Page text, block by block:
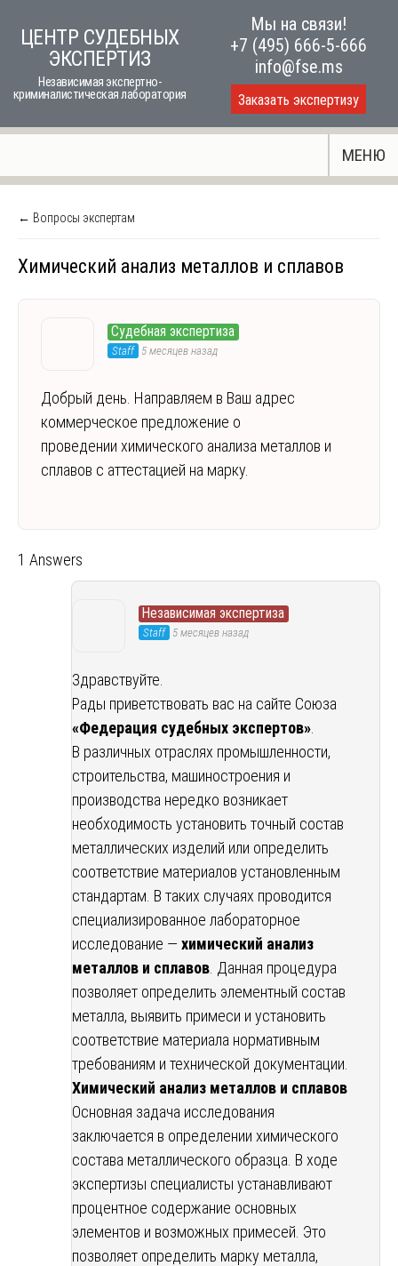
ЦЕНТР СУДЕБНЫХ
ЭКСПЕРТИЗ
Независимая экспертно-
криминалистическая лаборатория
Мы на связи!
+7 (495) 666-5-666
info@fse.ms
Заказать экспертизу
МЕНЮ
← Вопросы экспертам
Химический анализ металлов и сплавов
Судебная экспертиза
Staff 5 месяцев назад
Добрый день. Направляем в Ваш адрес
коммерческое предложение о
проведении химического анализа металлов и
сплавов с аттестацией на марку.
1 Answers
Независимая экспертиза
Staff 5 месяцев назад
Здравствуйте.
Рады приветствовать вас на сайте Союза
«Федерация судебных экспертов»
В различных отраслях промышленности,
строительства, машиностроения и
производства нередко возникает
необходимость установить точный состав
металлических изделий или определить
соответствие материалов установленным
стандартам. В таких случаях проводится
специализированное лабораторное
исследование —химический анализ
металлов и сплавов . Данная процедура
позволяет определить элементный состав
металла, выявить примеси и установить
соответствие материала нормативным
требованиям и технической документации.
Химический анализ металлов и сплавов
Основная задача исследования
заключается в определении химического
состава металлического образца. В ходе
экспертизы специалисты устанавливают
процентное содержание основных
элементов и возможных примесей. Это
позволяет определить марку металла,